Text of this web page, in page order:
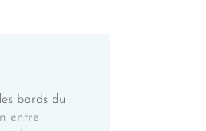
bords du
entre